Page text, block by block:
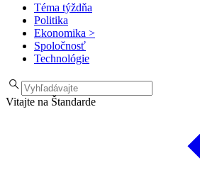
Téma týždňa
Politika
Ekonomika >
Spoločnosť
Technológie
Vitajte na Štandarde